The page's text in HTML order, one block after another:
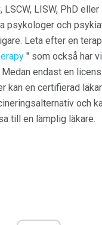
LSCW, LISW, PhD eller
psykologer och
Leta efter en
" som också har
endast en
kan en certifierad
och
till en lämplig läkare.